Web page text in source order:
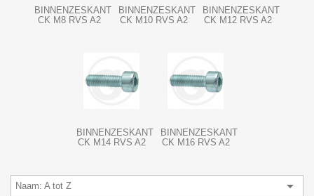
BINNENZESKANT
CK M8 RVS A2
BINNENZESKANT
CK M10 RVS A2
BINNENZESKANT
CK M12 RVS A2
BINNENZESKANT
CK M14 RVS A2
BINNENZESKANT
CK M16 RVS A2
Naam: A tot Z 